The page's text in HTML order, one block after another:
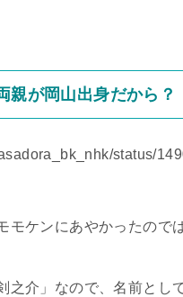
親が岡山出身だから？
status/
モケンにあやかったので
之介」なので、名前とし